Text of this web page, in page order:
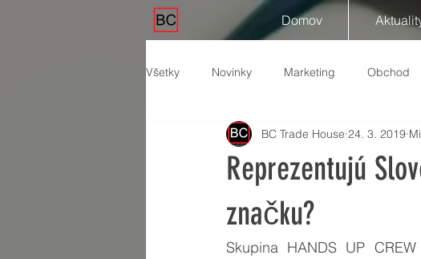
Domov
Všetky Novinky Marketing Obchod
Reprezentujú
značku?
BC Trade House 24. 3. 2019
Skupina HANDS UP